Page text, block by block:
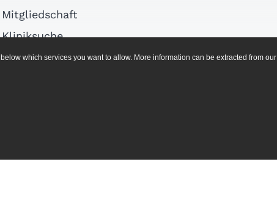
Mitgliedschaft
Kliniksuche
Linkswhich services you want to allow. More information can be extracted from our